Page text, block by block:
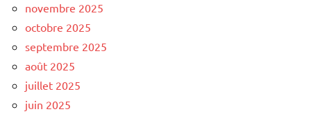
novembre 2025
octobre 2025
septembre 2025
août 2025
juillet 2025
juin 2025